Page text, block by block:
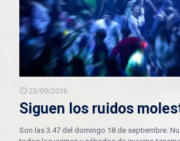
23/09/2016
Siguen los ruidos
Son las 3.47 del domingo 18 de septiembre.